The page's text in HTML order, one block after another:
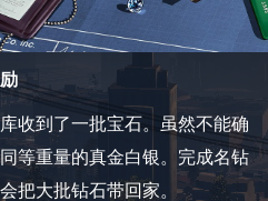
收到了一批宝石。虽然不能确
等重量的真金白银。完成名钻
把大批钻石带回家。